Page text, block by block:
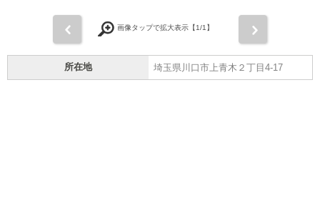
画像タップで拡大表示【1/1】
所在地 埼玉県川口市上青木２丁目4-17